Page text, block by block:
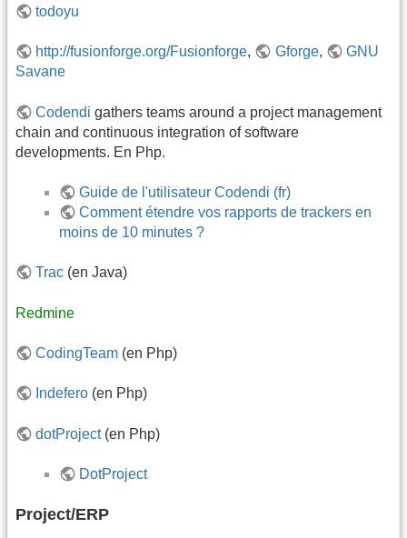
todoyu
http://fusionforge.org/Fusionforge, Gforge,
GNU
Savane
Codendi gathers teams around a project management
chain and continuous integration of software
developments. En Php.
Guide de l'utilisateur Codendi (fr)
Comment étendre vos rapports de trackers en
moins de 10 minutes ?
Trac (en Java)
Redmine
CodingTeam (en Php)
Indefero (en Php)
dotProject(en Php)
DotProject
Project/ERP